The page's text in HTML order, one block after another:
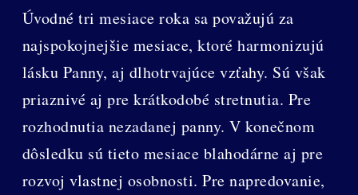
Úvodné tri mesiace roka sa považujú za
najspokojnejšie mesiace, ktoré harmonizujú
lásku Panny, aj dlhotrvajúce vzťahy. Sú však
priaznivé aj pre krátkodobé stretnutia. Pre
rozhodnutia nezadanej panny. V konečnom
dôsledku sú tieto mesiace blahodárne aj pre
rozvoj vlastnej osobnosti. Pre napredovanie,